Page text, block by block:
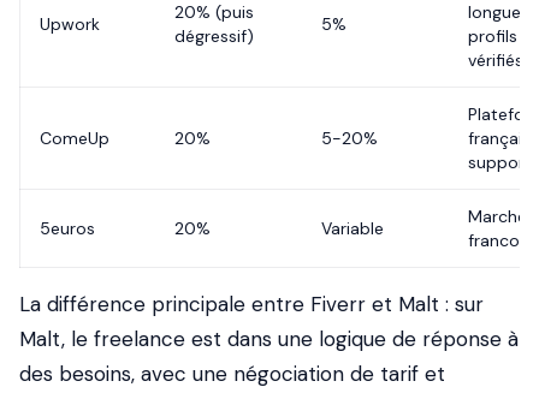
Upwork
20% (puis
dégressif)
5%
longues,
profils
vérifiés
ComeUp 20% 5-20%
support
5euros 20% Variable
Marché
La différence principale entre Fiverr et Malt : sur
Malt, le freelance est dans une logique de réponse à
des besoins, avec une négociation de tarif et